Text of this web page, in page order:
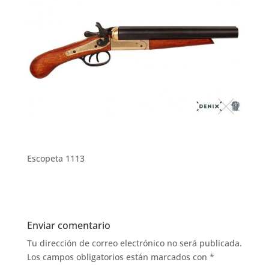
Escopeta 1113
Enviar comentario
Tu dirección de correo electrónico no será publicada.
Los campos obligatorios están marcados con *